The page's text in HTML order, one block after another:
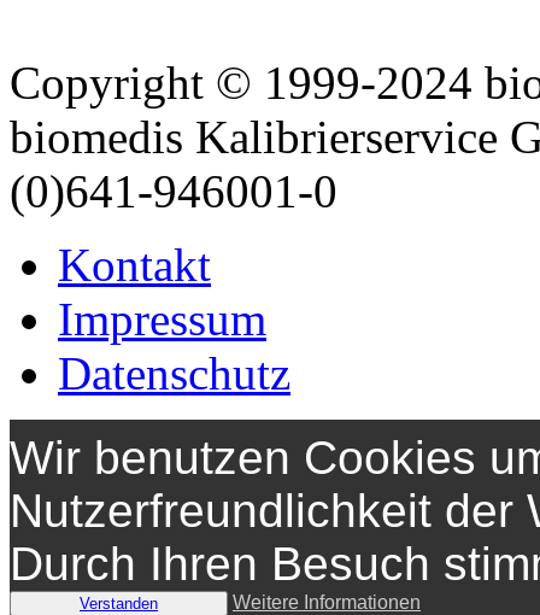
Copyright © 1999-2024
biomedis Kalibrierservice
(0)641-946001-0
Kontakt
Impressum
Datenschutz
Wir benutzen Cookies
Nutzerfreundlichkeit der
Durch Ihren Besuch
Verstanden Weitere Informationen